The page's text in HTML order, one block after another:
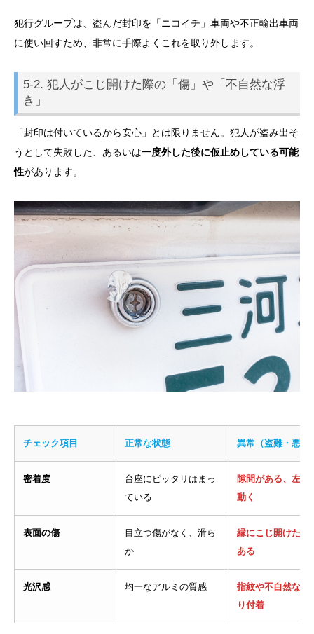
犯行グループは、盗んだ封印を「ニコイチ」車両や不正輸出車両
に使い回すため、非常に手際よくこれを取り外します。
5-2. 犯人がこじ開けた際の「傷」や「不自然な浮
き」
「封印は付いているから安心」とは限りません。犯人が盗み出そ
うとして失敗した、あるいは一度外した後に仮止めしている可能
性があります。
チェック項目 正常な状態 異常（盗難・悪用
密着度
台座にピッタリはまっ
ている
隙間がある、左右
動く
表面の傷
目立つ傷がなく、滑ら
か
縁にこじ開けたよ
ある
光沢感 均一なアルミの質感
指紋や不自然な汚
り付着